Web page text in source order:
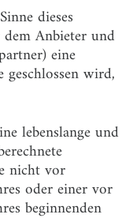
dieses
Anbieter und
eine
geschlossen wird,
lebenslange und
nicht vor
oder einer vor
beginnenden